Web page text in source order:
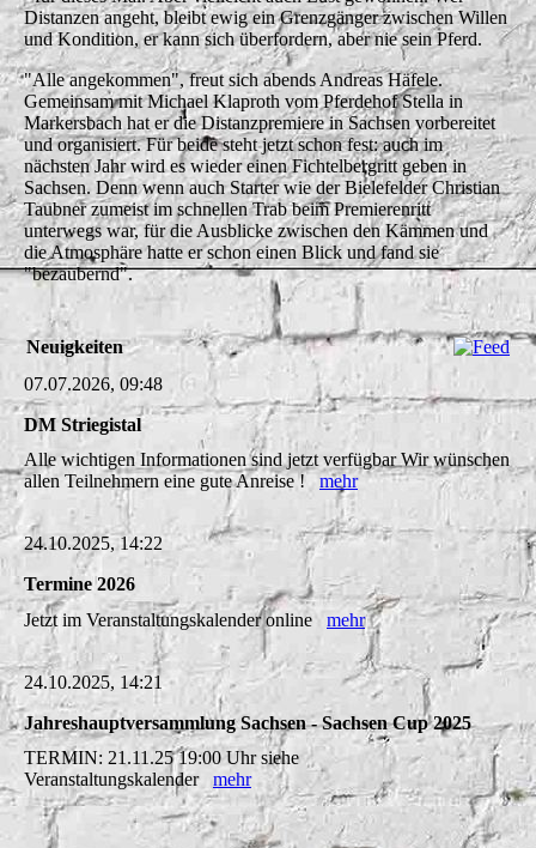
Distanzen angeht, bleibt ewig ein Grenzgänger zwischen Willen
und Kondition, er kann sich überfordern, aber nie sein Pferd.
"Alle angekommen", freut sich abends Andreas Häfele.
Gemeinsam mit Michael Klaproth vom Pferdehof Stella in
Markersbach hat er die Distanzpremiere in Sachsen vorbereitet
und organisiert. Für beide steht jetzt schon fest: auch im
nächsten Jahr wird es wieder einen Fichtelbergritt geben in
Sachsen. Denn wenn auch Starter wie der Bielefelder Christian
Taubner zumeist im schnellen Trab beim Premierenritt
unterwegs war, für die Ausblicke zwischen den Kämmen und
die Atmosphäre hatte er schon einen Blick und fand sie
"bezaubernd".
Neuigkeiten
07.07.2026, 09:48
DM Striegistal
Alle wichtigen Informationen sind jetzt verfügbar Wir wünschen
allen Teilnehmern eine gute Anreise ! mehr
24.10.2025, 14:22
Termine 2026
Jetzt im Veranstaltungskalender online mehr
24.10.2025, 14:21
Jahreshauptversammlung Sachsen - Sachsen Cup 2025
TERMIN: 21.11.25 19:00 Uhr siehe
Veranstaltungskalender mehr